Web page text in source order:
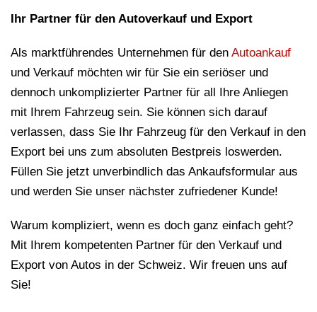
Ihr Partner für den Autoverkauf und Export
Als marktführendes Unternehmen für den Autoankauf
und Verkauf möchten wir für Sie ein seriöser und
dennoch unkomplizierter Partner für all Ihre Anliegen
mit Ihrem Fahrzeug sein. Sie können sich darauf
verlassen, dass Sie Ihr Fahrzeug für den Verkauf in den
Export bei uns zum absoluten Bestpreis loswerden.
Füllen Sie jetzt unverbindlich das Ankaufsformular aus
und werden Sie unser nächster zufriedener Kunde!
Warum kompliziert, wenn es doch ganz einfach geht?
Mit Ihrem kompetenten Partner für den Verkauf und
Export von Autos in der Schweiz. Wir freuen uns auf
Sie!